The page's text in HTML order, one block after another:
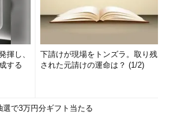
に？
に追加されたはずの“新機能［Ctrl］
が使えない”のはなぜ？
アップデートに隠された「更新の履歴」
っておきたい「コンポーネントスト
は
揮し、
する
下請けが現場をトンズラ。取り残
された元請けの運命は？ (1/2)
選で3万円分ギフト当たる